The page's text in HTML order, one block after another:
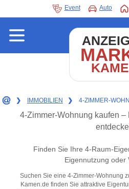
Event Auto
❯ IMMOBILIEN ❯ 4-ZIMMER-
4-Zimmer-Wohnung kaufen
Finden Sie Ihre 4-Raum-
Eigennutzung oder
Suchen Sie eine 4-Zimmer-Wohnung
Kamen.de finden Sie attraktive